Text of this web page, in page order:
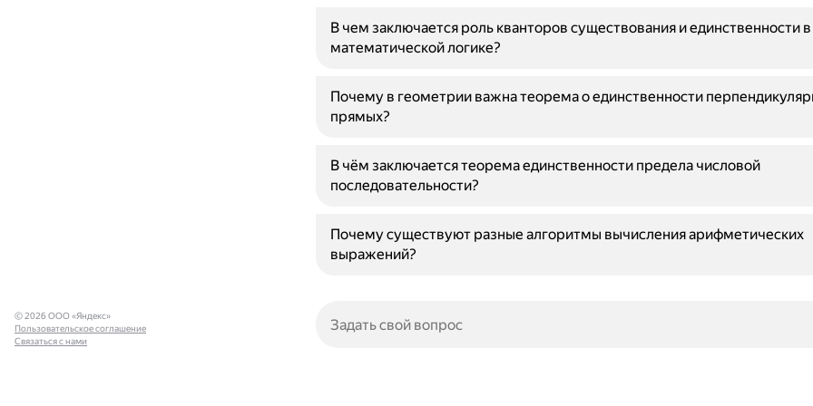
В чем заключается роль кванторов существования и единственности в
математической логике?
Почему в геометрии важна теорема о единственности
прямых?
В чём заключается теорема единственности предела числовой
последовательности?
Почему существуют разные алгоритмы вычисления арифметических
выражений?
© 2026 ООО «Яндекс»
Пользовательское соглашение
Связаться с нами